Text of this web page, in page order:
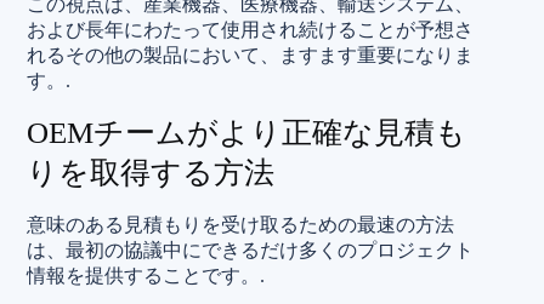
および長年にわたって使用され続けることが予想さ
れるその他の製品において、ますます重要になりま
す。.
OEMチームがより正確な見積も
りを取得する方法
意味のある見積もりを受け取るための最速の方法
は、最初の協議中にできるだけ多くのプロジェクト
情報を提供することです。.